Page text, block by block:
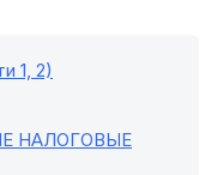
1, 2)
НАЛОГОВЫЕ